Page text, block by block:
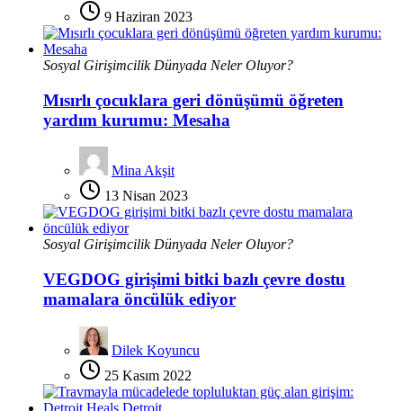
9 Haziran 2023
Sosyal Girişimcilik Dünyada Neler Oluyor?
Mısırlı çocuklara geri dönüşümü öğreten
yardım kurumu: Mesaha
Mina Akşit
13 Nisan 2023
Sosyal Girişimcilik Dünyada Neler Oluyor?
VEGDOG girişimi bitki bazlı çevre dostu
mamalara öncülük ediyor
Dilek Koyuncu
25 Kasım 2022